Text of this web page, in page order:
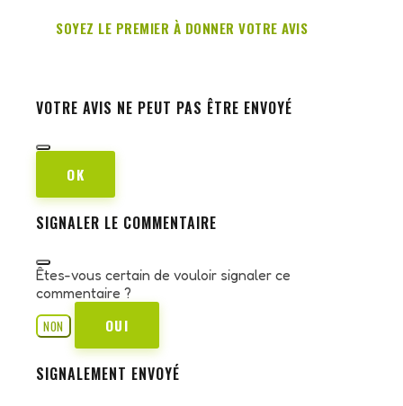
SOYEZ LE PREMIER À DONNER VOTRE AVIS
VOTRE AVIS NE PEUT PAS ÊTRE ENVOYÉ
OK
SIGNALER LE COMMENTAIRE
Êtes-vous certain de vouloir signaler ce
commentaire ?
NON
OUI
SIGNALEMENT ENVOYÉ